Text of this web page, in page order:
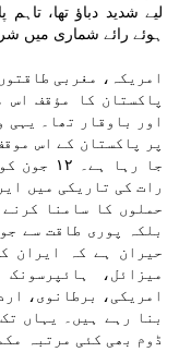
لیے شدید دباؤ تھا،
ہوئے رائے شماری میں
امریکہ، مغربی
پاکستان کا مؤقف اس
اور باوقار تھا۔ یہی
پر پاکستان کے اس
جا رہا
رات کی تاریکی میں
حملوں کا سامنا
بلکہ پوری طاقت سے
حیران ہے کہ ایران
میزائل،
امریکی، برطانوی،
بنا رہے ہیں۔ یہاں
ڈوم بھی کئی مرتبہ